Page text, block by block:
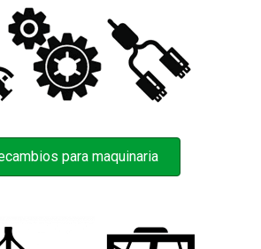
para maquinaria